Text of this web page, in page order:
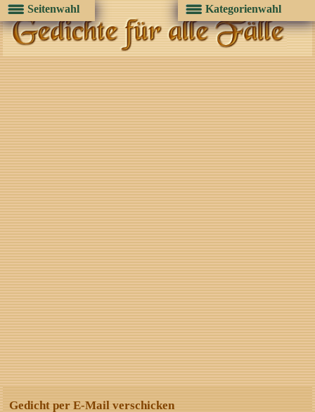
Gedicht per E-Mail verschicken
Seitenwahl Kategorienwahl